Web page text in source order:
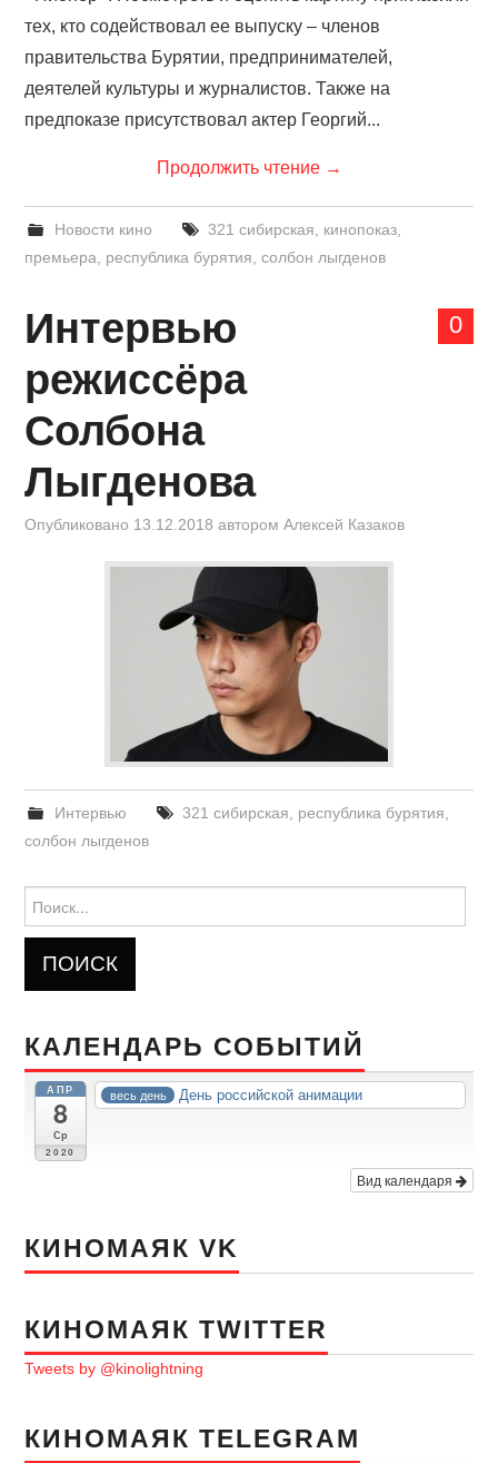
тех, кто содействовал ее выпуску – членов
правительства Бурятии, предпринимателей,
деятелей культуры и журналистов. Также на
предпоказе присутствовал актер Георгий...
Продолжить чтение →
Новости кино 321 сибирская кинопоказ,
премьера
республика бурятия ,солбон лыгденов
0
Интервью
режиссёра
Солбона
Лыгденова
Опубликовано 13.12.2018 авторомАлексей Казаков
Интервью 321 сибирская республика бурятия
солбон лыгденов
КАЛЕНДАРЬ СОБЫТИЙ
АПР
8
Ср
2020
весь день День российской анимации
Вид календаря
КИНОМАЯК VK
КИНОМАЯК TWITTER
Tweets by @kinolightning
КИНОМАЯК TELEGRAM